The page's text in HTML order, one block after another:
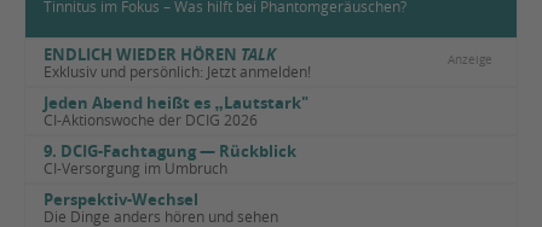
Tinnitus im Fokus – Was hilft bei Phantomgeräuschen?
Anzeige
ENDLICH WIEDER HÖREN TALK
Exklusiv und persönlich: Jetzt anmelden!
Jeden Abend heißt es „Lautstark"
CI-Aktionswoche der DCIG 2026
9. DCIG-Fachtagung — Rückblick
CI-Versorgung im Umbruch
Perspektiv-Wechsel
Die Dinge anders hören und sehen